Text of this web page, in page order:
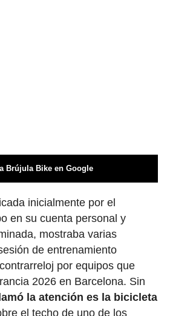
Brújula Bike en Google
inicialmente por el
en su cuenta personal y
mostraba varias
de entrenamiento
por equipos que
2026 en Barcelona. Sin
la atención es la bicicleta
el techo de uno de los